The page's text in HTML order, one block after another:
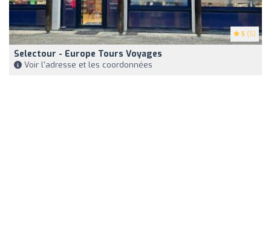
5 (5)
Selectour - Europe Tours Voyages
Voir l'adresse et les coordonnées